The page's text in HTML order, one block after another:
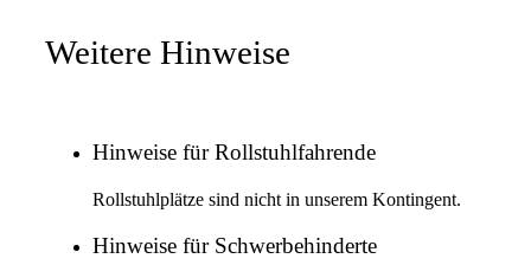
Weitere Hinweise
Hinweise für Rollstuhlfahrende
Rollstuhlplätze sind nicht in unserem Kontingent.
Hinweise für Schwerbehinderte